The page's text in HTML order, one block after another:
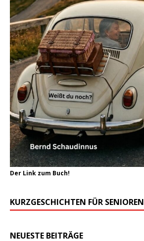
Der Link zum Buch!
KURZGESCHICHTEN FÜR SENIOREN
NEUESTE BEITRÄGE